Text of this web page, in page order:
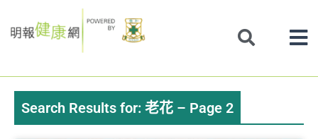
to
Search Results for: 老花 – Page 2